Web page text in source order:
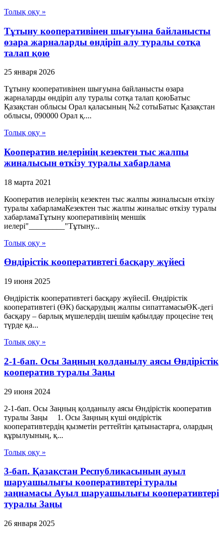
Толық оқу »
Тұтыну кооперативінен шығуына байланысты
өзара жарналарды өндіріп алу туралы сотқа
талап қою
25 января 2026
Тұтыну кооперативінен шығуына байланысты өзара
жарналарды өндіріп алу туралы сотқа талап қоюБатыс
Қазақстан облысы Орал қаласының №2 сотыБатыс Қазақстан
облысы, 090000 Орал қ....
Толық оқу »
Кооператив иелерінің кезектен тыс жалпы
жиналысын өткізу туралы хабарлама
18 марта 2021
Кооператив иелерінің кезектен тыс жалпы жиналысын өткізу
туралы хабарламаКезектен тыс жалпы жиналыс өткізу туралы
хабарламаТұтыну кооперативінің меншік
иелері"_________"Тұтыну...
Толық оқу »
Өндірістік кооперативтегі басқару жүйесі
19 июня 2025
Өндірістік кооперативтегі басқару жүйесіI. Өндірістік
кооперативтегі (ӨК) басқарудың жалпы сипаттамасыӨК-дегі
басқару – барлық мүшелердің шешім қабылдау процесіне тең
түрде қа...
Толық оқу »
2-1-бап. Осы Заңның қолданылу аясы Өндiрiстiк
кооператив туралы Заңы
29 июня 2024
2-1-бап. Осы Заңның қолданылу аясы Өндiрiстiк кооператив
туралы Заңы 1. Осы Заңның күші өндірістік
кооперативтердің қызметін реттейтін қатынастарға, олардың
құрылуының, қ...
Толық оқу »
3-бап. Қазақстан Республикасының ауыл
шаруашылығы кооперативтері туралы
заңнамасы Ауыл шаруашылығы кооперативтері
туралы Заңы
26 января 2025